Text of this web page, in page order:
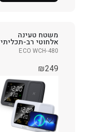
משטח טעינה
אלחוטי רב-תכליתי
ECO WCH-480
₪249